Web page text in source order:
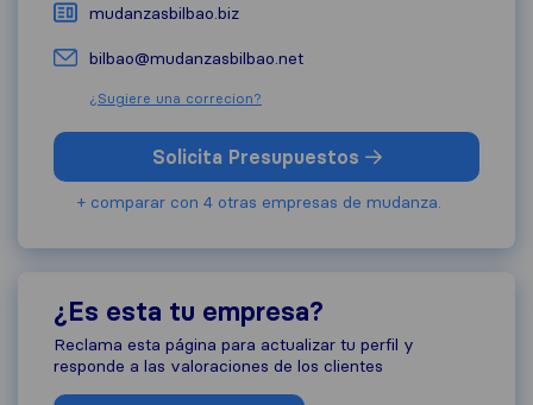
mudanzasbilbao.biz
bilbao@mudanzasbilbao.net
¿Sugiere una correcion?
Solicita Presupuestos
+ comparar con 4 otras empresas de mudanza.
¿Es esta tu empresa?
Reclama esta página para actualizar tu perfil y
responde a las valoraciones de los clientes